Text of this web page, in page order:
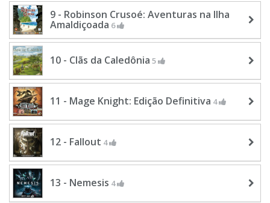
9 - Robinson Crusoé: Aventuras na Ilha
Amaldiçoada 6
10 - Clãs da Caledônia 5
11 - Mage Knight: Edição Definitiva 4
12 - Fallout 4
13 - Nemesis 4